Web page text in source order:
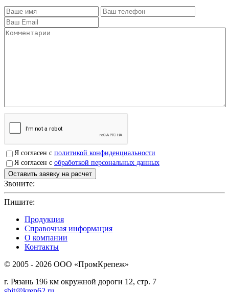
Я согласен с политикой конфиденциальности
Я согласен с обработкой персональных данных
Звоните:
Пишите:
Продукция
Справочная информация
О компании
Контакты
© 2005 - 2026 OOO «ПромКрепеж»
г. Рязань 196 км окружной дороги 12, стр. 7